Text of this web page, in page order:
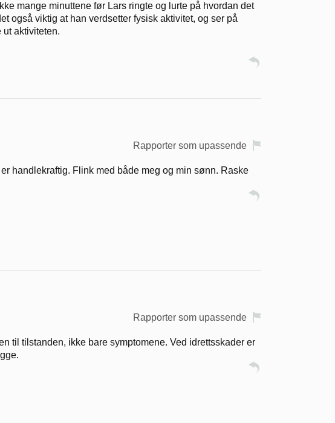
mange minuttene før Lars ringte og lurte på hvordan det
også viktig at han verdsetter fysisk aktivitet, og ser på
ut aktiviteten.
Rapporter som upassende
handlekraftig. Flink med både meg og min sønn. Raske
Rapporter som upassende
til tilstanden, ikke bare symptomene. Ved idrettsskader er